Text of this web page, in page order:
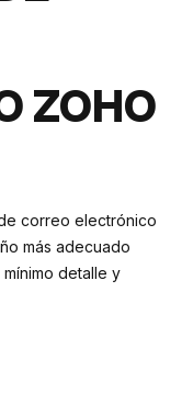
ZOHO
correo electrónico
más adecuado
mínimo detalle y